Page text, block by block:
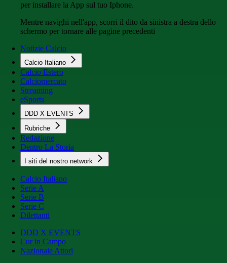
per installare la App sul tuo Iphone.
Mentre navighi nell'app, scorri il dito da sinistra a destra dello
schermo per tornare alle pagine precedenti
Notizie Calcio
Calcio Italiano
Calcio Estero
Calciomercato
Streaming
eSports
DDD X EVENTS
Rubriche
Redazione
Dentro La Storia
I siti del nostro network
Calcio Italiano
Serie A
Serie B
Serie C
Dilettanti
DDD X EVENTS
Cur in Campo
Nazionale Attori